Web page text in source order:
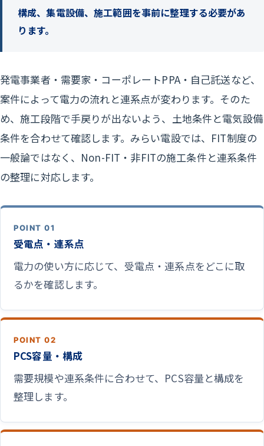
構成、集電設備、施工範囲を事前に整理する必要があ
ります。
発電事業者・需要家・コーポレートPPA・自己託送など、
案件によって電力の流れと連系点が変わります。そのた
め、施工段階で手戻りが出ないよう、土地条件と電気設備
条件を合わせて確認します。みらい電設では、FIT制度の
一般論ではなく、Non-FIT・非FITの施工条件と連系条件
の整理に対応します。
POINT 01
受電点・連系点
電力の使い方に応じて、受電点・連系点をどこに取
るかを確認します。
POINT 02
PCS容量・構成
需要規模や連系条件に合わせて、PCS容量と構成を
整理します。